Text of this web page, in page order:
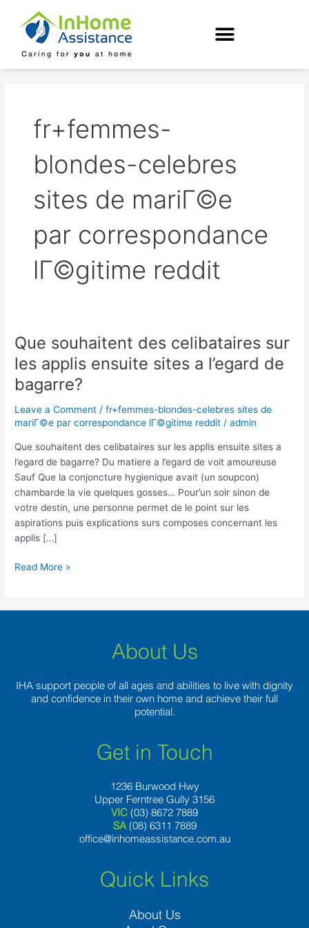
content
fr+femmes-
blondes-celebres
sites de mariГ©e
par correspondance
lГ©gitime reddit
Que souhaitent des celibataires sur
les applis ensuite sites a l’egard de
bagarre?
Leave a Comment /fr+femmes-blondes-celebres sites de
mariГ©e par correspondance lГ©gitime reddit /admin
Que souhaitent des celibataires sur les applis ensuite sites a
l’egard de bagarre? Du matiere a l’egard de voit amoureuse
Sauf Que la conjoncture hygienique avait (un soupcon)
chambarde la vie quelques gosses… Pour’un soir sinon de
votre destin, une personne permet de le point sur les
aspirations puis explications surs composes concernant les
applis […]
Que
souhaitent
des
celibataires
les
ensuite
sites
a
l’egard
de
bagarre?
Read More »
About Us
IHA support people of all ages and abilities to live with dignity
and confidence in their own home and achieve their full
potential.
Get in Touch
1236 Burwood Hwy
Upper Ferntree Gully 3156
VIC (03) 8672 7889
SA (08) 6311 7889
office@inhomeassistance.com.au
Quick Links
About Us